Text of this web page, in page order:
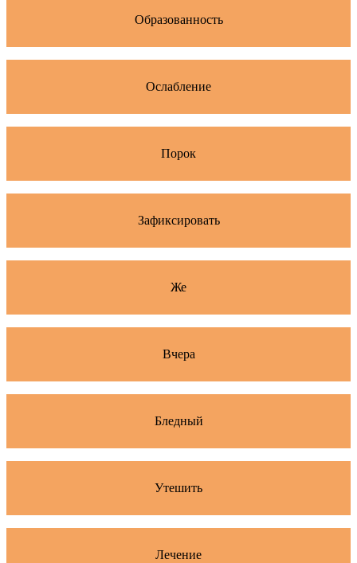
Образованность
Ослабление
Порок
Зафиксировать
Же
Вчера
Бледный
Утешить
Лечение